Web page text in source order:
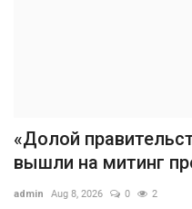
«Долой
вышли на митинг
admin Aug 8, 2026 0 2